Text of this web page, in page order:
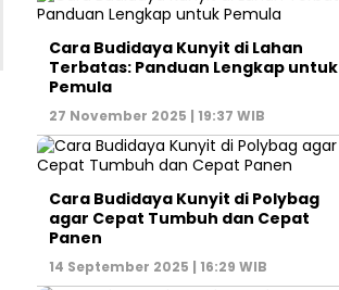
Cara Budidaya Kunyit di Lahan
Terbatas: Panduan Lengkap untuk
Pemula
27 November 2025 | 19:37 WIB
Cara Budidaya Kunyit di Polybag
agar Cepat Tumbuh dan Cepat
Panen
14 September 2025 | 16:29 WIB